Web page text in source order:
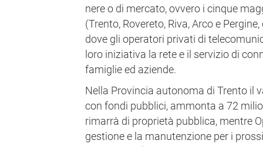
nere o di mercato, ovvero i cinque
(Trento, Rovereto, Riva, Arco e
dove gli operatori privati di
loro iniziativa la rete e il servizio di
famiglie ed aziende.
Nella Provincia autonoma di Trento il
con fondi pubblici, ammonta a 72
rimarrà di proprietà pubblica, mentre
gestione e la manutenzione per i